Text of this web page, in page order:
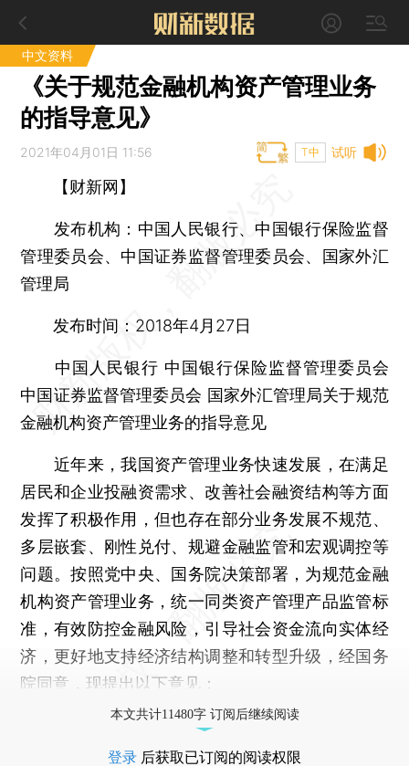
中文资料
《关于规范金融机构资产管理业务
的指导意见》
试听
2021年04月01日 11:56 T中
【财新网】
发布机构：中国人民银行、中国银行保险监督
管理委员会、中国证券监督管理委员会、国家外汇
管理局
发布时间：2018年4月27日
中国人民银行 中国银行保险监督管理委员会
中国证券监督管理委员会 国家外汇管理局关于规范
金融机构资产管理业务的指导意见
近年来，我国资产管理业务快速发展，在满足
居民和企业投融资需求、改善社会融资结构等方面
发挥了积极作用，但也存在部分业务发展不规范、
多层嵌套、刚性兑付、规避金融监管和宏观调控等
问题。按照党中央、国务院决策部署，为规范金融
机构资产管理业务，统一同类资产管理产品监管标
准，有效防控金融风险，引导社会资金流向实体经
济，更好地支持经济结构调整和转型升级，经国务
院同意，现提出以下意见：
本文共计11480字 订阅后继续阅读
登录 后获取已订阅的阅读权限